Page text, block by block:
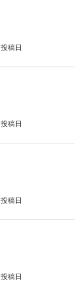
投稿日
投稿日
投稿日
投稿日